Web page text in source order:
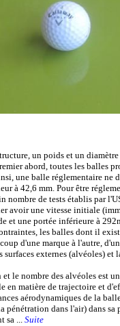
un poids et un
abord, toutes les balles
une balle réglementaire ne
à 42,6 mm. Pour être
nombre de tests établis par
avoir une vitesse initiale
et une portée inférieure à
les balles dont il
d'une marque à l'autre,
surfaces externes (alvéoles) et
le nombre des alvéoles est
en matière de trajectoire et
aérodynamiques de la
pénétration dans l'air) dans sa
sa ... Suite